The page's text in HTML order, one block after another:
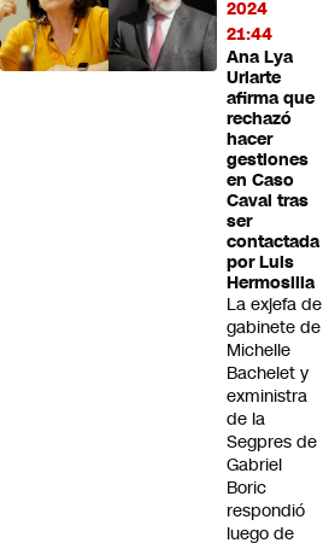
2024
21:44
Ana Lya
Uriarte
afirma que
rechazó
hacer
gestiones
en Caso
Caval tras
ser
contactada
por Luis
Hermosilla
La exjefa de
gabinete de
Michelle
Bachelet y
exministra
de la
Segpres de
Gabriel
Boric
respondió
luego de